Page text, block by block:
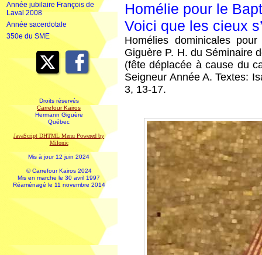
Année jubilaire François de
Laval 2008
Année sacerdotale
350e du SME
Droits réservés
Carrefour Kairos
Hermann Giguère
Québec
JavaScript DHTML Menu Powered by
Milonic
Mis à jour 12 juin 2024
© Carrefour Kairos 2024
Mis en marche le 30 avril 1997
Réaménagé le 11 novembre 2014
Homélie pour le
Voici que les cieux
Homélies dominicales
Giguère P. H. du Séminaire
(fête déplacée à cause du
Seigneur Année A. Textes:
3, 13-17.